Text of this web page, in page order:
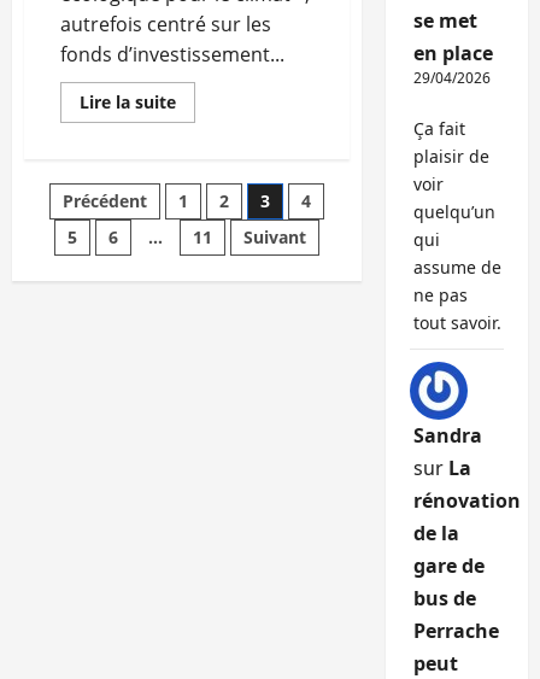
autrefois centré sur les
fonds d’investissement...
Lire la suiteEn
savoir
label
TEEC
désormais
ouvert
aux
et
Pagination
des
Précédent 1 2 3
4
5
6 … 11 Suivant
se met
en place
29/04/2026
Ça fait
plaisir de
voir
quelqu’un
qui
assume de
ne pas
tout savoir.
Sandra
sur La
rénovation
de la
gare de
bus de
Perrache
peut